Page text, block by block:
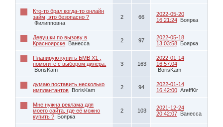
Кто-то брал когда-то онлайн
займ, это безопасно ?
Филипповна
2 66
2022-05-20
16:21:24 Боярка
Девушки по вызову в
Красноярске Ванесса 2 97
2022-05-18
13:03:58 Боярка
Планирую купить БМВ Х1 ,
помогите с выбором дилера.
BorisKam
3 163
2022-01-14
16:57:04
BorisKam
думаю поставить несколько
имплантантов BorisKam 2 94
2022-01-14
16:42:00 AreffKir
Мне нужна реклама для
моего сайта, где её можно
купить ? Боярка
2 103
2021-12-24
20:42:07 Ванесса